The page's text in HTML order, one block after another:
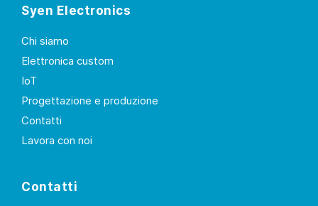
Syen Electronics
Chi siamo
Elettronica custom
IoT
Progettazione e produzione
Contatti
Lavora con noi
Contatti